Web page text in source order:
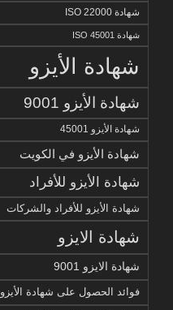
شهادة ISO 22000
شهادة ISO 45001
شهادة الأيزو
شهادة الأيزو 9001
شهادة الأيزو 45001
شهادة الأيزو في الكويت
شهادة الأيزو للأفراد
شهادة الأيزو للأفراد والشركات
شهادة الايزو
شهادة الايزو 9001
فوائد الحصول على شهادة الأيزو